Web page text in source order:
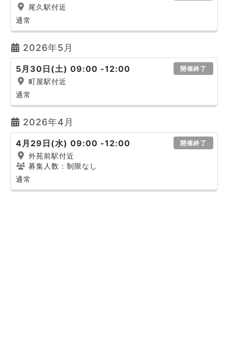
尾久駅付近
通常
2026年5月
5月30日(土) 09:00 -12:00 開催終了
町屋駅付近
通常
2026年4月
4月29日(水) 09:00 -12:00 開催終了
外苑前駅付近
募集人数：制限なし
通常